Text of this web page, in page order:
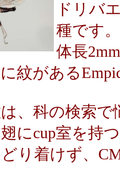
ドリバ
種です。
体長
紋がある
、科の検索
にcup室を持
り着けず、